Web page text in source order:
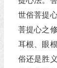
世俗菩提
菩提心之
耳根、眼
俗还是胜